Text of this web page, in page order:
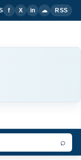
f X in ☁ RSS
⌕